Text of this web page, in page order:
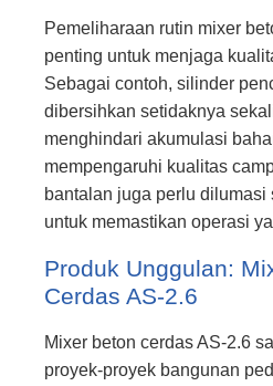
Pemeliharaan rutin mixer
penting untuk menjaga
Sebagai contoh, silinder
dibersihkan setidaknya
menghindari akumulasi
mempengaruhi kualitas
bantalan juga perlu dilumasi
untuk memastikan operasi
Produk Unggulan:
Cerdas AS-2.6
Mixer beton cerdas AS-2.6
proyek-proyek bangunan